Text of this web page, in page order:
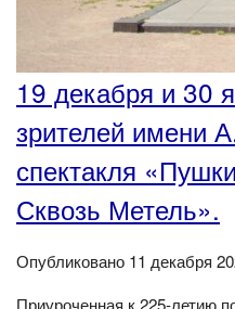
19 декабря и 30
зрителей имени
спектакля
Сквозь Метель».
Опубликовано 11 декабря
Приуроченная к 225-летию